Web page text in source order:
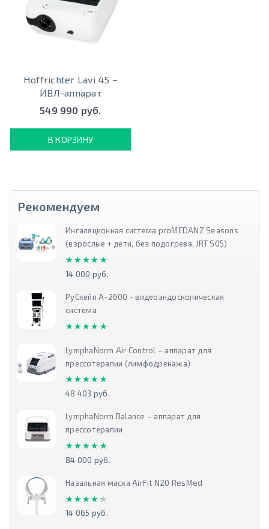
Hoffrichter Lavi 45 –
ИВЛ-аппарат
549 990 руб.
В КОРЗИНУ
Рекомендуем
Ингаляционная система proMEDANZ Seasons
(взрослые + дети, без подогрева, JRT S05)
★★★★★
★★★★★
14 000 руб.
РуСкейп А-2600 - видеоэндоскопическая
система
★★★★★
★★★★★
LymphaNorm Air Control – аппарат для
прессотерапии (лимфодренажа)
★★★★★
★★★★★
48 403 руб.
LymphaNorm Balance – аппарат для
прессотерапии
★★★★★
★★★★★
84 000 руб.
Назальная маска AirFit N20 ResMed
★★★★★
★★★★★
14 065 руб.